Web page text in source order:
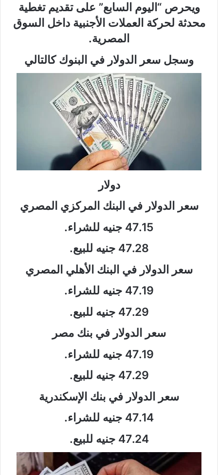
ويحرص “اليوم السابع” على تقديم تغطية
محدثة لحركة العملات الأجنبية داخل السوق
المصرية.
وسجل سعر الدولار في البنوك كالتالي
دولار
سعر الدولار في البنك المركزي المصري
47.15 جنيه للشراء.
47.28 جنيه للبيع.
سعر الدولار في البنك الأهلي المصري
47.19 جنيه للشراء.
47.29 جنيه للبيع.
سعر الدولار في بنك مصر
47.19 جنيه للشراء.
47.29 جنيه للبيع.
سعر الدولار في بنك الإسكندرية
47.14 جنيه للشراء.
47.24 جنيه للبيع.